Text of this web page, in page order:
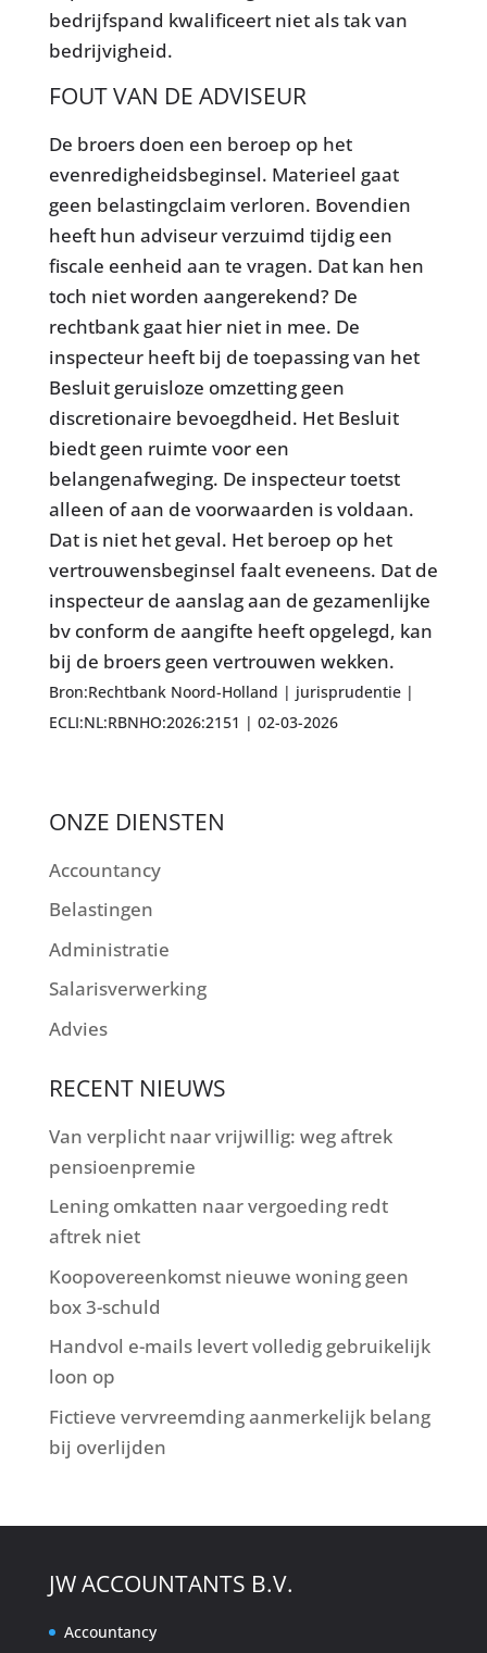
bedrijfspand kwalificeert niet als tak van
bedrijvigheid.
FOUT VAN DE ADVISEUR
De broers doen een beroep op het
evenredigheidsbeginsel. Materieel gaat
geen belastingclaim verloren. Bovendien
heeft hun adviseur verzuimd tijdig een
fiscale eenheid aan te vragen. Dat kan hen
toch niet worden aangerekend? De
rechtbank gaat hier niet in mee. De
inspecteur heeft bij de toepassing van het
Besluit geruisloze omzetting geen
discretionaire bevoegdheid. Het Besluit
biedt geen ruimte voor een
belangenafweging. De inspecteur toetst
alleen of aan de voorwaarden is voldaan.
Dat is niet het geval. Het beroep op het
vertrouwensbeginsel faalt eveneens. Dat de
inspecteur de aanslag aan de gezamenlijke
bv conform de aangifte heeft opgelegd, kan
bij de broers geen vertrouwen wekken.
Bron:Rechtbank Noord-Holland | jurisprudentie |
ECLI:NL:RBNHO:2026:2151 | 02-03-2026
ONZE DIENSTEN
Accountancy
Belastingen
Administratie
Salarisverwerking
Advies
RECENT NIEUWS
Van verplicht naar vrijwillig: weg aftrek
pensioenpremie
Lening omkatten naar vergoeding redt
aftrek niet
Koopovereenkomst nieuwe woning geen
box 3-schuld
Handvol e-mails levert volledig gebruikelijk
loon op
Fictieve vervreemding aanmerkelijk belang
bij overlijden
JW ACCOUNTANTS B.V.
Accountancy